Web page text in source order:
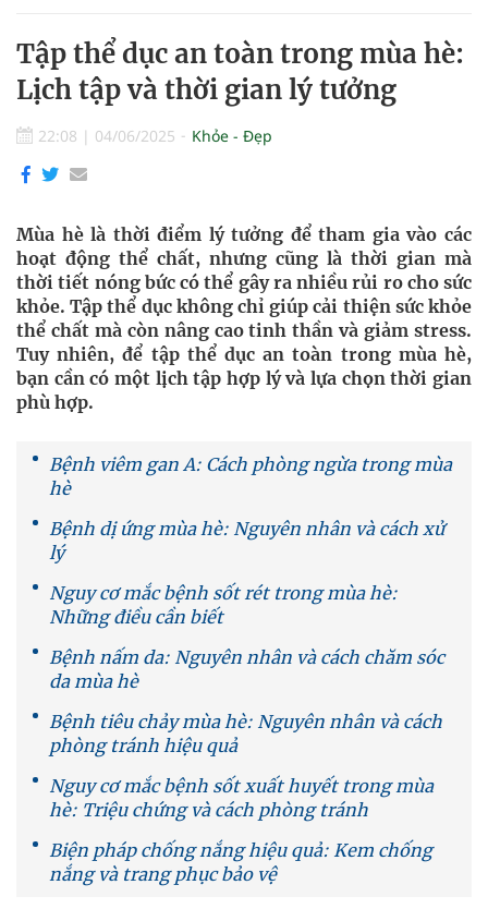
Tập thể dục an toàn trong mùa hè:
Lịch tập và thời gian lý tưởng
22:08 | 04/06/2025 Khỏe - Đẹp
Mùa hè là thời điểm lý tưởng để tham gia vào các
hoạt động thể chất, nhưng cũng là thời gian mà
thời tiết nóng bức có thể gây ra nhiều rủi ro cho sức
khỏe. Tập thể dục không chỉ giúp cải thiện sức khỏe
thể chất mà còn nâng cao tinh thần và giảm stress.
Tuy nhiên, để tập thể dục an toàn trong mùa hè,
bạn cần có một lịch tập hợp lý và lựa chọn thời gian
phù hợp.
Bệnh viêm gan A: Cách phòng ngừa trong mùa
hè
Bệnh dị ứng mùa hè: Nguyên nhân và cách xử
lý
Nguy cơ mắc bệnh sốt rét trong mùa hè:
Những điều cần biết
Bệnh nấm da: Nguyên nhân và cách chăm sóc
da mùa hè
Bệnh tiêu chảy mùa hè: Nguyên nhân và cách
phòng tránh hiệu quả
Nguy cơ mắc bệnh sốt xuất huyết trong mùa
hè: Triệu chứng và cách phòng tránh
Biện pháp chống nắng hiệu quả: Kem chống
nắng và trang phục bảo vệ